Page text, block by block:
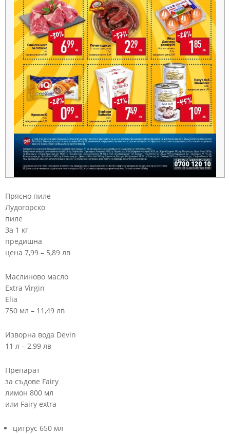
Прясно пиле
Лудогорско
пиле
За 1 кг
предишна
цена 7,99 – 5,89 лв
Маслиново масло
Extra Virgin
Elia
750 мл – 11,49 лв
Изворна вода Devin
11 л – 2,99 лв
Препарат
за съдове Fairy
лимон 800 мл
или Fairy extra
цитрус 650 мл